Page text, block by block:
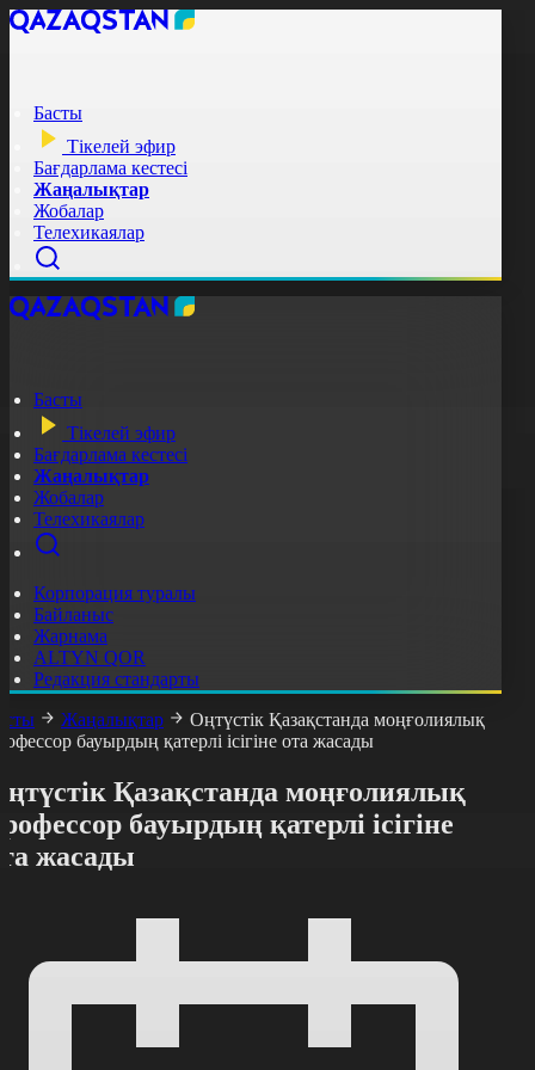
Басты
Тікелей эфир
Бағдарлама кестесі
Жаңалықтар
Жобалар
Телехикаялар
Басты
Тікелей эфир
Бағдарлама кестесі
Жаңалықтар
Жобалар
Телехикаялар
Корпорация туралы
Байланыс
Жарнама
ALTYN QOR
Редакция стандарты
Жаңалықтар
Оңтүстік Қазақстанда моңғолиялық
бауырдың қатерлі ісігіне ота жасады
Қазақстанда моңғолиялық
бауырдың қатерлі ісігіне
жасады